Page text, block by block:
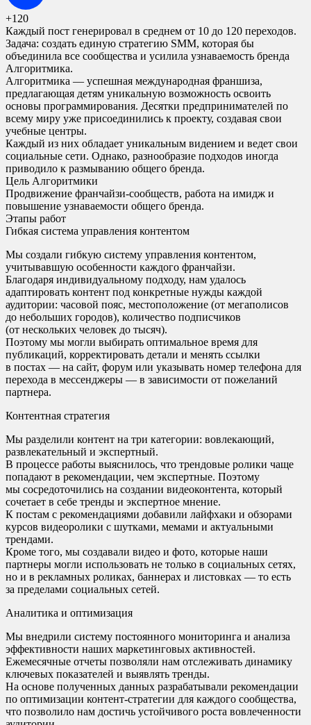
+120
Каждый пост генерировал в среднем от 10 до 120 переходов.
Задача: создать единую стратегию SMM, которая бы
объединила все сообщества и усилила узнаваемость бренда
Алгоритмика.
Алгоритмика — успешная международная франшиза,
предлагающая детям уникальную возможность освоить
основы программирования. Десятки предпринимателей по
всему миру уже присоединились к проекту, создавая свои
учебные центры.
Каждый из них обладает уникальным видением и ведет свои
социальные сети. Однако, разнообразие подходов иногда
приводило к размыванию общего бренда.
Цель Алгоритмики
Продвижение франчайзи-сообществ, работа на имидж и
повышение узнаваемости общего бренда.
Этапы работ
Гибкая система управления контентом
Мы создали гибкую систему управления контентом,
учитывавшую особенности каждого франчайзи.
Благодаря индивидуальному подходу, нам удалось
адаптировать контент под конкретные нужды каждой
аудитории: часовой пояс, местоположение (от мегаполисов
до небольших городов), количество подписчиков
(от нескольких человек до тысяч).
Поэтому мы могли выбирать оптимальное время для
публикаций, корректировать детали и менять ссылки
в постах — на сайт, форум или указывать номер телефона для
перехода в мессенджеры — в зависимости от пожеланий
партнера.
Контентная стратегия
Мы разделили контент на три категории: вовлекающий,
развлекательный и экспертный.
В процессе работы выяснилось, что трендовые ролики чаще
попадают в рекомендации, чем экспертные. Поэтому
мы сосредоточились на создании видеоконтента, который
сочетает в себе тренды и экспертное мнение.
К постам с рекомендациями добавили лайфхаки и обзорами
курсов видеоролики с шутками, мемами и актуальными
трендами.
Кроме того, мы создавали видео и фото, которые наши
партнеры могли использовать не только в социальных сетях,
но и в рекламных роликах, баннерах и листовках — то есть
за пределами социальных сетей.
Аналитика и оптимизация
Мы внедрили систему постоянного мониторинга и анализа
эффективности наших маркетинговых активностей.
Ежемесячные отчеты позволяли нам отслеживать динамику
ключевых показателей и выявлять тренды.
На основе полученных данных разрабатывали рекомендации
по оптимизации контент-стратегии для каждого сообщества,
что позволило нам достичь устойчивого роста вовлеченности